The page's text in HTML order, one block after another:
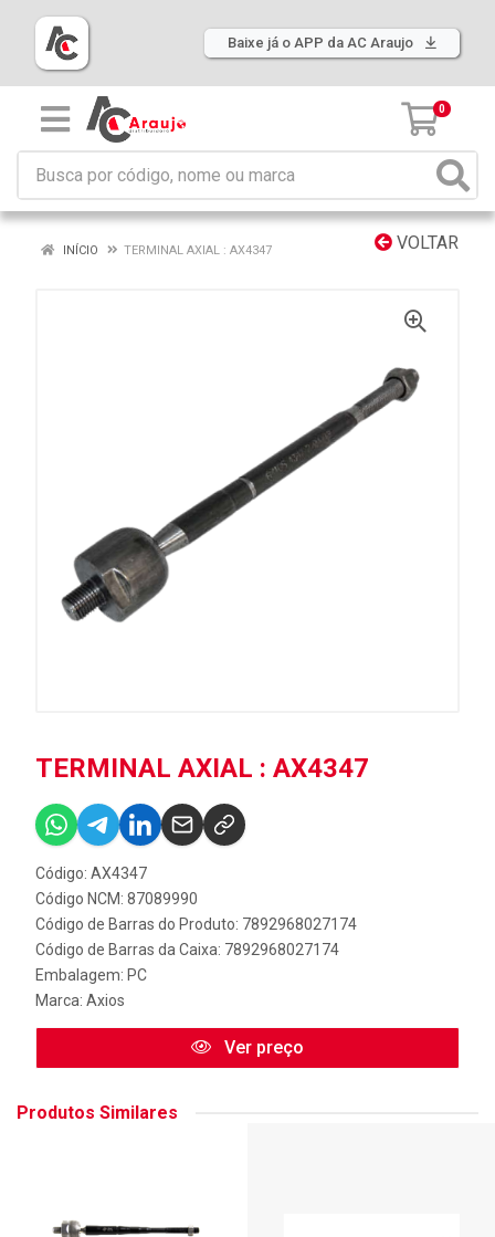
Baixe já o APP da AC Araujo
0
VOLTAR
INÍCIO TERMINAL AXIAL : AX4347
TERMINAL AXIAL : AX4347
Código: AX4347
Código NCM: 87089990
Código de Barras do Produto: 7892968027174
Código de Barras da Caixa: 7892968027174
Embalagem: PC
Marca: Axios
Ver preço
Produtos Similares